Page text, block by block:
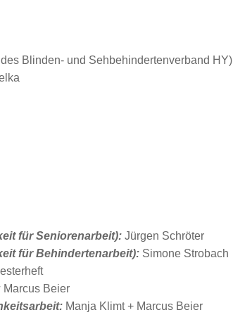
Blinden- und Sehbehindertenverband HY)
für Seniorenarbeit): Jürgen Schröter
für Behindertenarbeit): Simone Strobach
Marcus Beier
Manja Klimt + Marcus Beier